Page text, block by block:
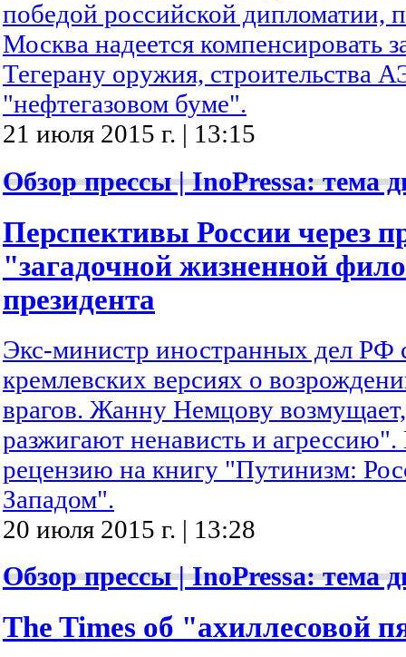
победой российской
Москва надеется компенсировать
Тегерану оружия, строительства
"нефтегазовом буме".
21 июля 2015 г. | 13:15
Обзор прессы | InoPressa: тема
Перспективы России через
"загадочной жизненной
президента
Экс-министр иностранных дел РФ
кремлевских версиях о
врагов. Жанну Немцову
разжигают ненависть и
рецензию на книгу "Путинизм:
Западом".
20 июля 2015 г. | 13:28
Обзор прессы | InoPressa: тема
The Times об "ахиллесовой